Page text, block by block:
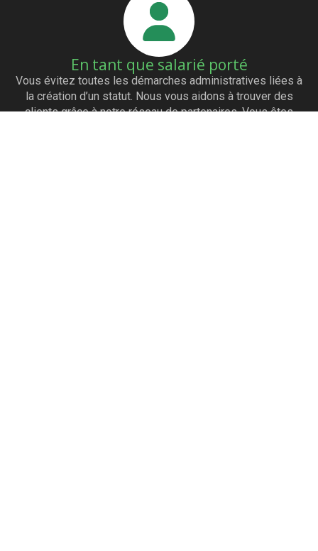
En tant que salarié porté
Vous évitez toutes les démarches administratives liées à
la création d’un statut. Nous vous aidons à trouver des
clients grâce à notre réseau de partenaires. Vous êtes